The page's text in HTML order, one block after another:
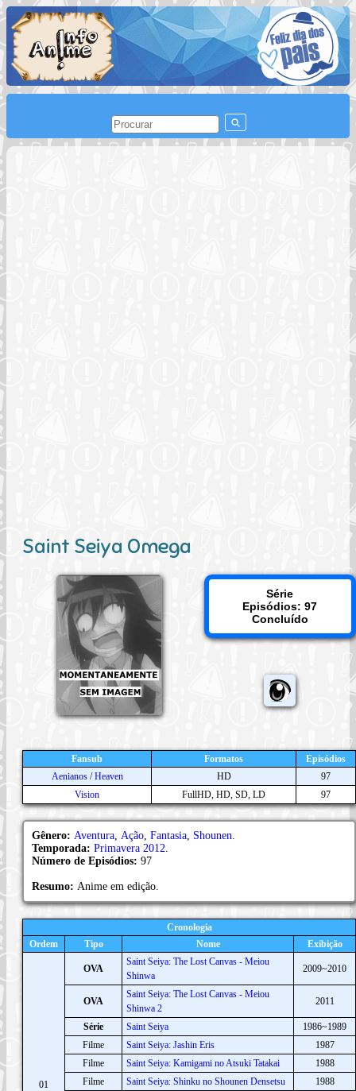
Saint Seiya Omega
Série
Episódios: 97
Concluído
Fansub Formatos
Episódios
Aenianos/Heaven HD
97
Vision
FullHD, HD, SD, LD 97
Gênero: Aventura Ação Fantasia Shounen
Temporada: Primavera 2012
Número de Episódios: 97
Resumo: Anime em edição.
Cronologia
Ordem
Tipo Nome Exibição
01
OVA
Saint Seiya: The Lost Canvas - Meiou
Shinwa
2009~2010
OVA
Saint Seiya: The Lost Canvas - Meiou
Shinwa 2
2011
Série Saint Seiya
1986~1989
Filme
Saint Seiya: Jashin Eris
1987
Filme
Saint Seiya: Kamigami no Atsuki Tatakai
1988
Filme
Saint Seiya: Shinku no Shounen Densetsu 1988